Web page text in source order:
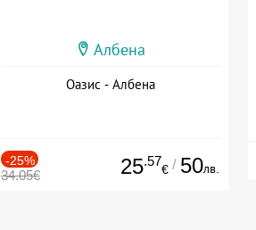
Албена
Оазис - Албена
-25%
34.05€ 25.57
€ / 50лв.